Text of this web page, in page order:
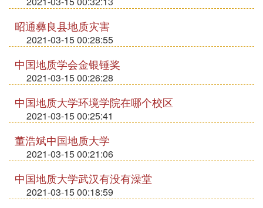
昭通彝良县地质灾害
2021-03-15 00:28:55
中国地质学会金银锤奖
2021-03-15 00:26:28
中国地质大学环境学院在哪个校区
2021-03-15 00:25:41
董浩斌中国地质大学
2021-03-15 00:21:06
中国地质大学武汉有没有澡堂
2021-03-15 00:18:59